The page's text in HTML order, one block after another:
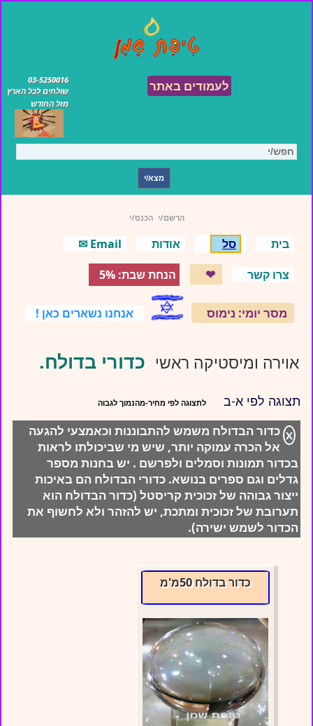
03-5250016
שולחים לכל הארץ
מזל החודש
לעמודים באתר
הרשם/י הכנס/י
בית סל אודות
Email ✉
צרו קשר
❤ הנחת שבת: 5%
מסר יומי: נימוס אנחנו נשארים כאן !
אוירה ומיסטיקה ראשי כדורי בדולח.
תצוגה לפי א-ב
X כדור הבדולח משמש להתבוננות וכאמצעי להגעה
אל הכרה עמוקה יותר, שיש מי שביכולתו לראות
בכדור תמונות וסמלים ולפרשם . יש בחנות מספר
גדלים וגם ספרים בנושא. כדורי הבדולח הם באיכות
ייצור גבוהה של זכוכית קריסטל (כדור הבדולח הוא
תערובת של זכוכית ומתכת, יש להזהר ולא לחשוף את
הכדור לשמש ישירה).
כדור בדולח 50מ'מ